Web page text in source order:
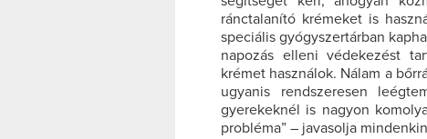
ránctalanító krémeket is
speciális gyógyszertárban
napozás elleni védekezést
krémet használok. Nálam a
ugyanis rendszeresen
gyerekeknél is nagyon
probléma” – javasolja